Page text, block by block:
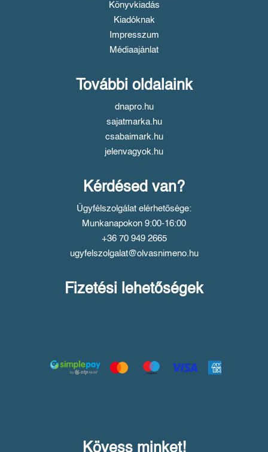
Könyvkiadás
Kiadóknak
Impresszum
Médiaajánlat
További oldalaink
dnapro.hu
sajatmarka.hu
csabaimark.hu
jelenvagyok.hu
Kérdésed van?
Ügyfélszolgálat elérhetősége:
Munkanapokon 9:00-16:00
+36 70 949 2665
ugyfelszolgalat@olvasnimeno.hu
Fizetési lehetőségek
Kövess minket!